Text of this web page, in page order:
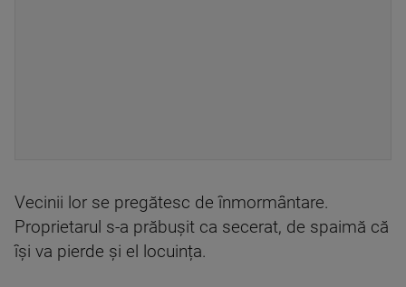
Vecinii lor se pregătesc de înmormântare.
Proprietarul s-a prăbușit ca secerat, de spaimă că
își va pierde și el locuința.